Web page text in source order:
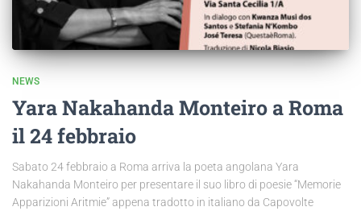
NEWS
Yara Nakahanda Monteiro a Roma
il 24 febbraio
Sabato 24 febbraio a Roma arriva la poeta angolana Yara
Nakahanda Monteiro per presentare il suo libro di poesie “Memorie
Apparizioni Aritmie” appena tradotto in italiano da Capovolte